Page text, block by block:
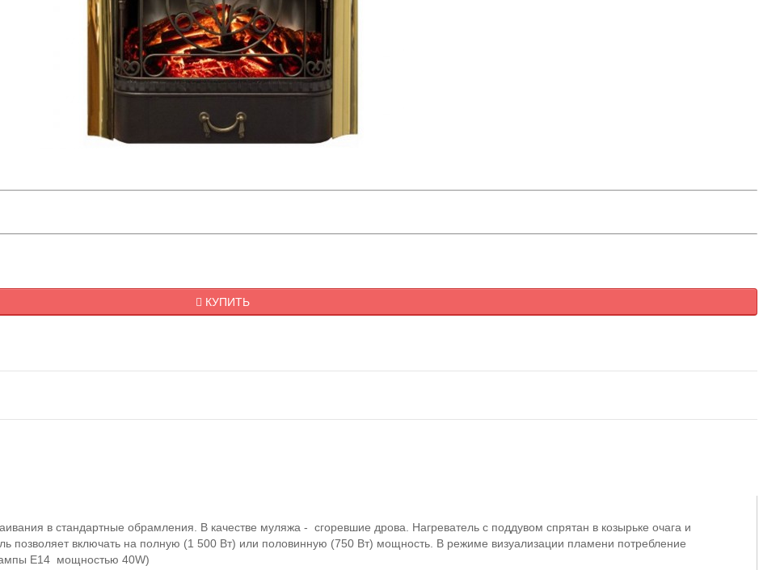
КУПИТЬ
в стандартные обрамления. В качестве муляжа - сгоревшие дрова. Нагреватель с поддувом спрятан в козырьке очага и
позволяет включать на полную (1 500 Вт) или половинную (750 Вт) мощность. В режиме визуализации пламени потребление
E14 мощностью 40W)